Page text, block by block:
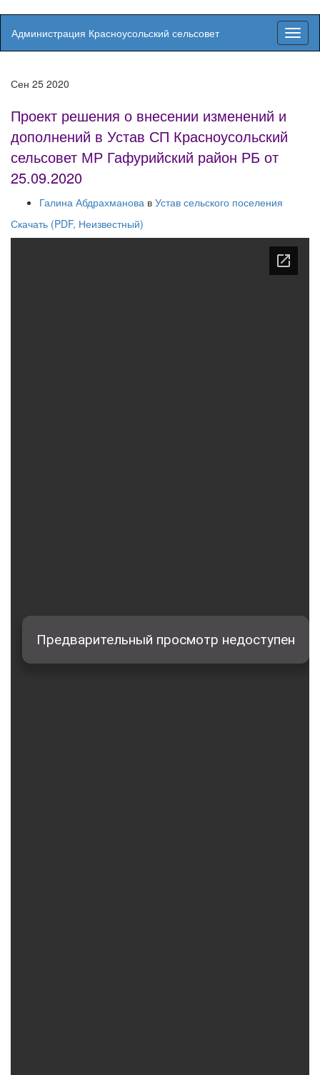
Вкл/
выкл
Администрация Красноусольский сельсовет
Сен 25 2020
Проект решения о внесении изменений и
дополнений в Устав СП Красноусольский
сельсовет МР Гафурийский район РБ от
25.09.2020
Галина Абдрахманова в Устав сельского поселения
Скачать (PDF, Неизвестный)